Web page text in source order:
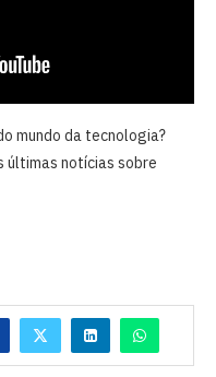
mundo da tecnologia?
últimas notícias sobre